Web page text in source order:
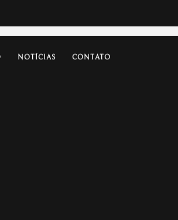
NOTÍCIAS CONTATO